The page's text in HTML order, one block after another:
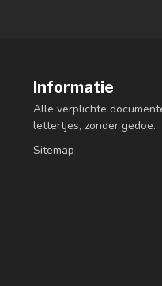
Informatie
Alle verplichte
lettertjes, zonder gedoe.
Sitemap